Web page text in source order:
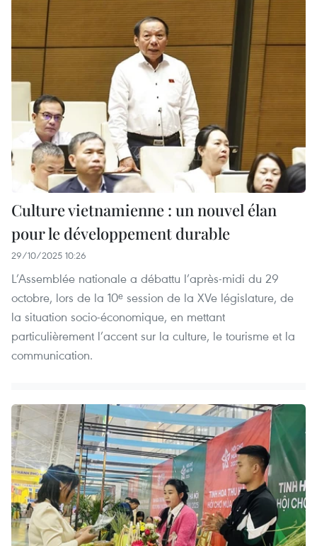
Culture vietnamienne : un nouvel élan
pour le développement durable
29/10/2025 10:26
L’Assemblée nationale a débattu l’après-midi du 29
octobre, lors de la 10ᵉ session de la XVe législature, de
la situation socio-économique, en mettant
particulièrement l’accent sur la culture, le tourisme et la
communication.